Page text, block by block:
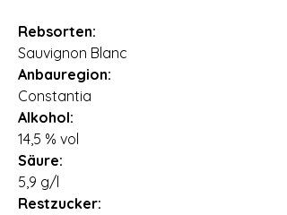
Rebsorten:
Sauvignon Blanc
Anbauregion:
Constantia
Alkohol:
14,5 % vol
Säure:
5,9 g/l
Restzucker: